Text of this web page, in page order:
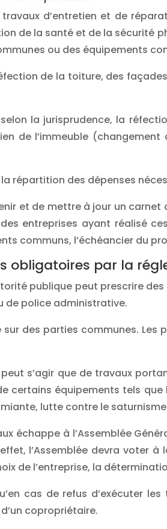
travaux d’entretien et de
de la santé et de la sécurité
ou des équipements
de la toiture, des
la jurisprudence, la
de l’immeuble
répartition des dépenses
et de mettre à jour un
entreprises ayant réalisé
communs, l’échéancier du
obligatoires par la
publique peut prescrire
de police administrative.
des parties communes.
s’agir que de travaux
certains équipements tels
lutte contre le
échappe à l’Assemblée
l’Assemblée devra voter
de l’entreprise, la
cas de refus d’exécuter
copropriétaire.